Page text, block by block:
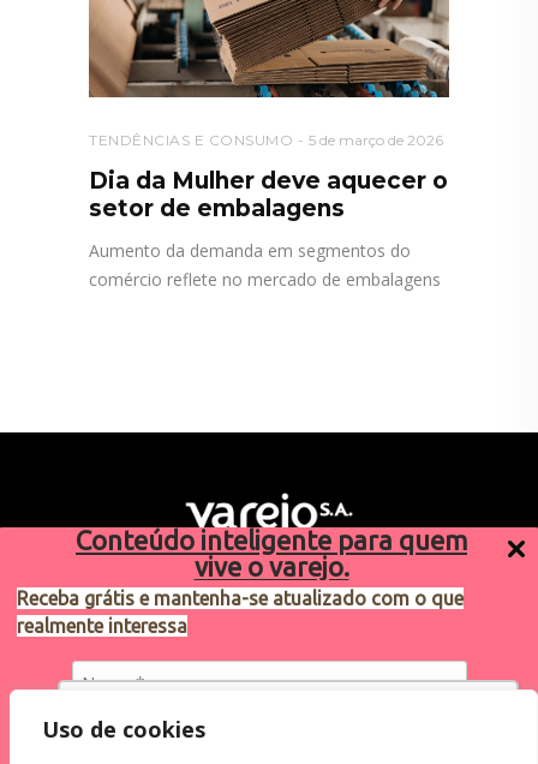
Conteúdo inteligente para quem
vive o varejo.
Receba grátis e mantenha-se atualizado com o que
realmente interessa
Utilizamos cookies para oferecer melhor
Uso de cookies
TENDÊNCIAS E CONSUMO 5 de março de 2026
Dia da Mulher deve aquecer o
setor de embalagens
Aumento da demanda em segmentos do
comércio reflete no mercado de embalagens
Sugestões de pauta
varejosa@cndl.org.br